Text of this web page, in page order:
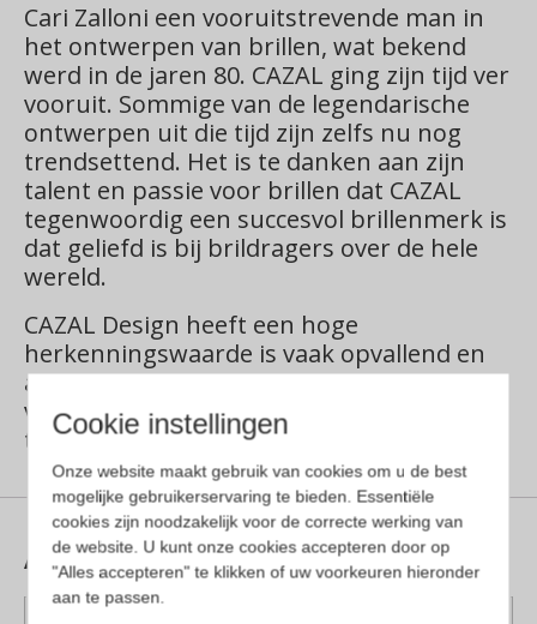
Cari Zalloni een vooruitstrevende man in
het ontwerpen van brillen, wat bekend
werd in de jaren 80. CAZAL ging zijn tijd ver
vooruit. Sommige van de legendarische
ontwerpen uit die tijd zijn zelfs nu nog
trendsettend. Het is te danken aan zijn
talent en passie voor brillen dat CAZAL
tegenwoordig een succesvol brillenmerk is
dat geliefd is bij brildragers over de hele
wereld.
CAZAL Design heeft een hoge
herkenningswaarde is vaak opvallend en
altijd ongebruikelijk. Cazal maakt gebruik
van kwaliteitsmaterialen, zoals puur
titanium of goud.
Aanvullende informatie
Cookie instellingen
Onze website maakt gebruik van cookies om u de best
mogelijke gebruikerservaring te bieden. Essentiële
cookies zijn noodzakelijk voor de correcte werking van
de website. U kunt onze cookies accepteren door op
"Alles accepteren" te klikken of uw voorkeuren hieronder
aan te passen.